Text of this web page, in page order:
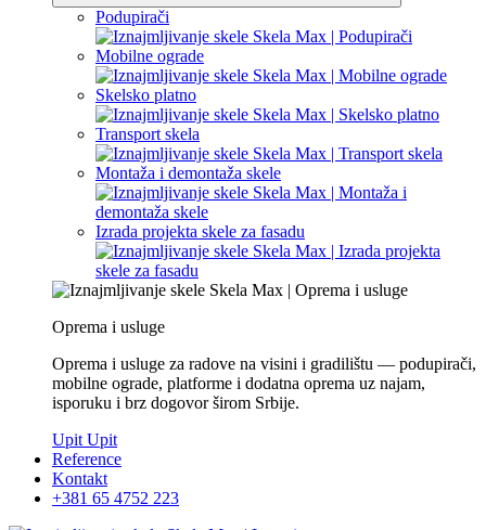
Podupirači
Mobilne ograde
Skelsko platno
Transport skela
Montaža i demontaža skele
Izrada projekta skele za fasadu
Oprema i usluge
Oprema i usluge za radove na visini i gradilištu — podupirači,
mobilne ograde, platforme i dodatna oprema uz najam,
isporuku i brz dogovor širom Srbije.
Upit Upit
Reference
Kontakt
+381 65 4752 223